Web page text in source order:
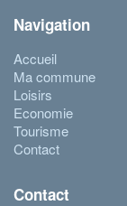
Navigation
Accueil
Ma commune
Loisirs
Economie
Tourisme
Contact
Contact